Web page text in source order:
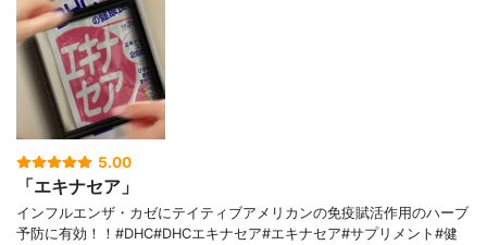
5.00
「エキナセア」
インフルエンザ・カゼにテイティブアメリカンの免疫賦活作用のハーブ
予防に有効！！#DHC#DHCエキナセア#エキナセア#サプリメント#健